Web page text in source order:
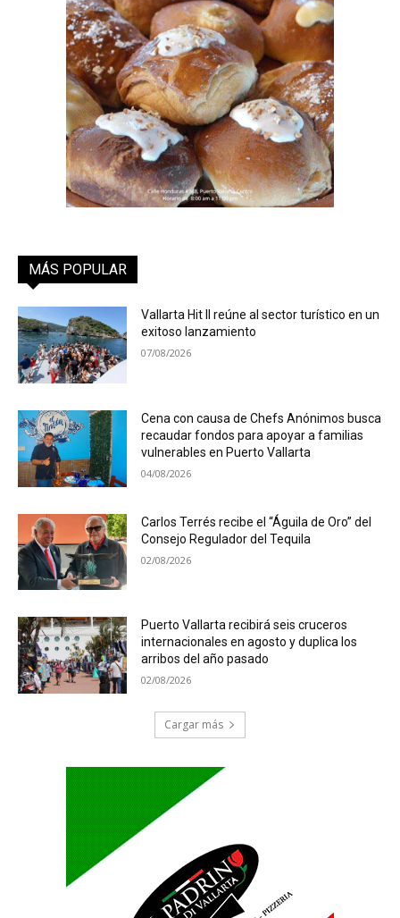
MÁS POPULAR
Vallarta Hit II reúne al sector turístico en un
exitoso lanzamiento
07/08/2026
Cena con causa de Chefs Anónimos busca
recaudar fondos para apoyar a familias
vulnerables en Puerto Vallarta
04/08/2026
Carlos Terrés recibe el “Águila de Oro” del
Consejo Regulador del Tequila
02/08/2026
Puerto Vallarta recibirá seis cruceros
internacionales en agosto y duplica los
arribos del año pasado
02/08/2026
Cargar más